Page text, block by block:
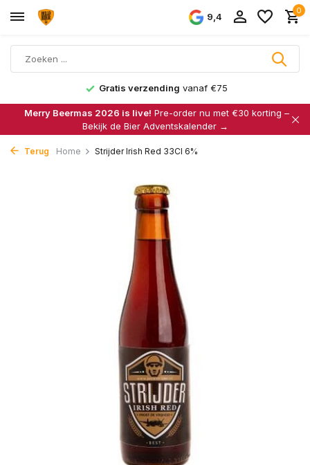
9,4
0
Gratis verzending vanaf €75
Merry Beermas 2026 is live! Pre-order nu met €30 korting –
Bekijk de Bier Adventskalender →
Terug Home Strijder Irish Red 33Cl 6%